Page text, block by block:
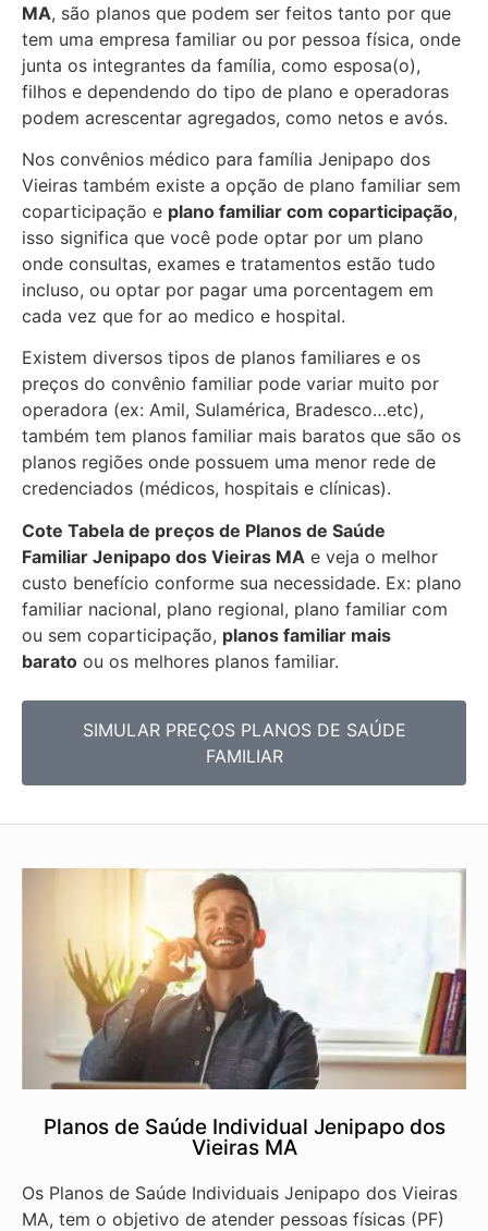
MA, são planos que podem ser feitos tanto por que
tem uma empresa familiar ou por pessoa física, onde
junta os integrantes da família, como esposa(o),
filhos e dependendo do tipo de plano e operadoras
podem acrescentar agregados, como netos e avós.
Nos convênios médico para família Jenipapo dos
Vieiras também existe a opção de plano familiar sem
coparticipação e plano familiar com coparticipação,
isso significa que você pode optar por um plano
onde consultas, exames e tratamentos estão tudo
incluso, ou optar por pagar uma porcentagem em
cada vez que for ao medico e hospital.
Existem diversos tipos de planos familiares e os
preços do convênio familiar pode variar muito por
operadora (ex: Amil, Sulamérica, Bradesco…etc),
também tem planos familiar mais baratos que são os
planos regiões onde possuem uma menor rede de
credenciados (médicos, hospitais e clínicas).
Cote Tabela de preços de Planos de Saúde
Familiar Jenipapo dos Vieiras MA e veja o melhor
custo benefício conforme sua necessidade. Ex: plano
familiar nacional, plano regional, plano familiar com
ou sem coparticipação, planos familiar mais
barato ou os melhores planos familiar.
SIMULAR PREÇOS PLANOS DE SAÚDE
FAMILIAR
Planos de Saúde Individual Jenipapo dos
Vieiras MA
Os Planos de Saúde Individuais Jenipapo dos Vieiras
MA, tem o objetivo de atender pessoas físicas (PF)